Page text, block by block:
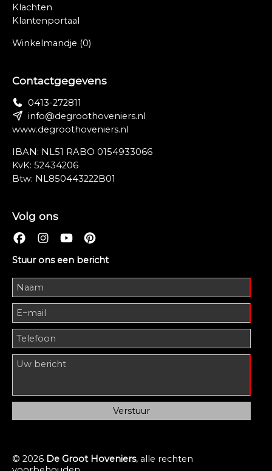
Klachten
Klantenportaal
Winkelmandje (0)
Contactgegevens
0413-272811
info@degroothoveniers.nl
www.degroothoveniers.nl
IBAN: NL51 RABO 0154933066
KvK: 52434206
Btw: NL850443222B01
Volg ons
Stuur ons een bericht
© 2026 De Groot Hoveniers, alle rechten